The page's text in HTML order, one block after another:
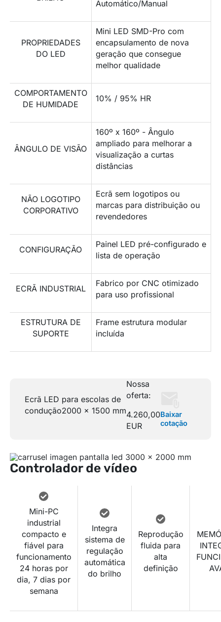
Automático/Manual
PROPRIEDADES
DO LED
Mini LED SMD-Pro com
encapsulamento de nova
geração que consegue
melhor qualidade
COMPORTAMENTO
DE HUMIDADE
10% / 95% HR
ÂNGULO DE VISÃO
160º x 160º - Ângulo
ampliado para melhorar a
visualização a curtas
distâncias
NÃO LOGOTIPO
CORPORATIVO
Ecrã sem logotipos ou
marcas para distribuição ou
revendedores
CONFIGURAÇÃO
Painel LED pré-configurado e
lista de operação
ECRÃ INDUSTRIAL
Fabrico por CNC otimizado
para uso profissional
ESTRUTURA DE
SUPORTE
Frame estrutura modular
incluída
Ecrã LED para escolas de
condução2000 x 1500 mm
Nossa
oferta:
4.260,00
EUR
Baixar
cotação
Controlador de vídeo
Mini-PC
industrial
compacto e
fiável para
funcionamento
24 horas por
dia, 7 dias por
semana
Integra
sistema de
regulação
automática
do brilho
Reprodução
fluida para
alta
definição